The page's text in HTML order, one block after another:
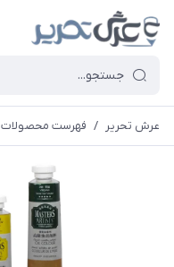
عرش تحریر / فهرست محصولات